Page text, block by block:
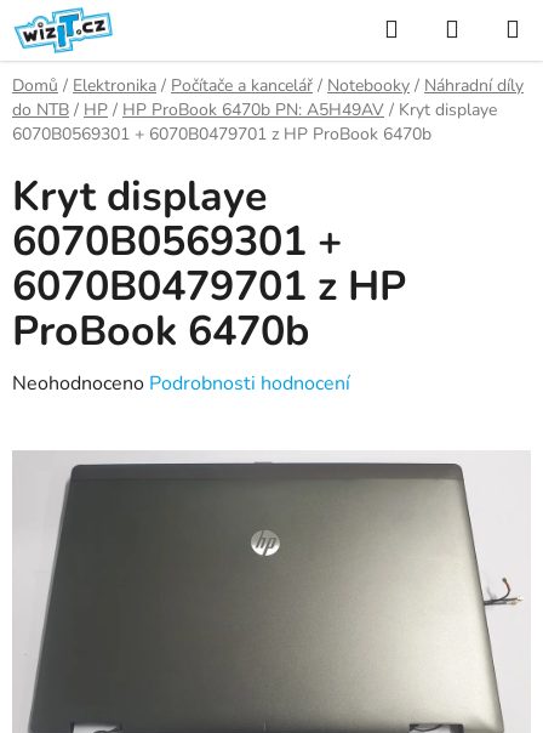
Přejít
na
obsah
Hledat
KOŠÍK
Domů / Elektronika / Počítače a kancelář / Notebooky / Náhradní díly
do NTB / HP / HP ProBook 6470b PN: A5H49AV / Kryt displaye
6070B0569301 + 6070B0479701 z HP ProBook 6470b
Kryt displaye
6070B0569301 +
6070B0479701 z HP
ProBook 6470b
Průměrné
produktu
hvězdiček.
Neohodnoceno Podrobnosti hodnocení